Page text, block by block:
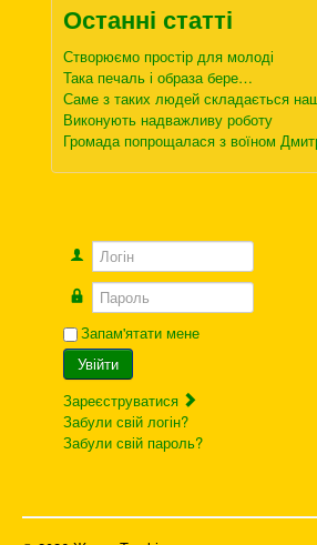
Останні статті
Створюємо простір для молоді
Така печаль і образа бере…
Саме з таких людей складається
Виконують надважливу роботу
Громада попрощалася з воїном
Логін
Пароль
Запам'ятати мене
Увійти
Зареєструватися
Забули свій логін?
Забули свій пароль?